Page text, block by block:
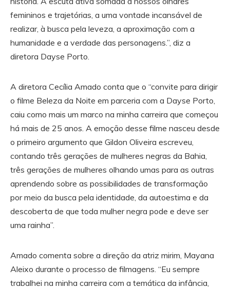
femininos e trajetórias, a uma vontade incansável de
realizar, à busca pela leveza, a aproximação com a
humanidade e a verdade das personagens.”, diz a
diretora Dayse Porto.
A diretora Cecília Amado conta que o “convite para dirigir
o filme Beleza da Noite em parceria com a Dayse Porto,
caiu como mais um marco na minha carreira que começou
há mais de 25 anos. A emoção desse filme nasceu desde
o primeiro argumento que Gildon Oliveira escreveu,
contando três gerações de mulheres negras da Bahia,
três gerações de mulheres olhando umas para as outras
aprendendo sobre as possibilidades de transformação
por meio da busca pela identidade, da autoestima e da
descoberta de que toda mulher negra pode e deve ser
uma rainha”.
Amado comenta sobre a direção da atriz mirim, Mayana
Aleixo durante o processo de filmagens. “Eu sempre
trabalhei na minha carreira com a temática da infância,